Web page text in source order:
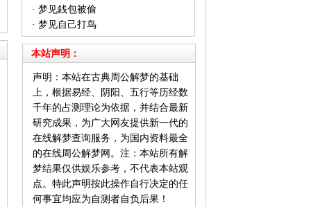
· 梦见銭包被偷
· 梦见自己打鸟
本站声明：
声明：本站在古典周公解梦的基础
上，根据易经、阴阳、五行等历经数
千年的占测理论为依据，并结合最新
研究成果，为广大网友提供新一代的
在线解梦查询服务，为国内资料最全
的在线周公解梦网。注：本站所有解
梦结果仅供娱乐参考，不代表本站观
点。特此声明按此操作自行决定的任
何事宜均应为自测者自负后果！